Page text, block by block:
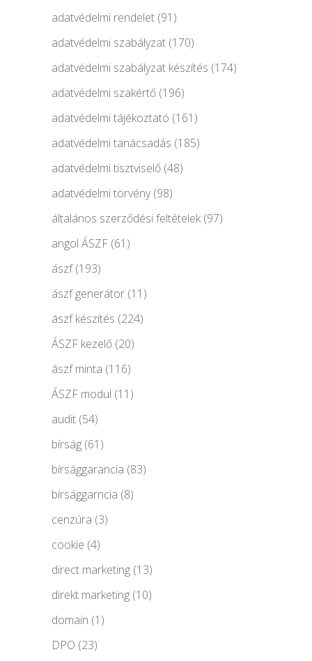
adatvédelmi rendelet (91)
adatvédelmi szabályzat (170)
adatvédelmi szabályzat készítés (174)
adatvédelmi szakértő (196)
adatvédelmi tájékoztató (161)
adatvédelmi tanácsadás (185)
adatvédelmi tisztviselő (48)
adatvédelmi törvény(98)
általános szerződési feltételek(97)
angol ÁSZF (61)
ászf(193)
ászf generátor (11)
ászf készítés (224)
ÁSZF kezelő (20)
ászf minta (116)
ÁSZF modul (11)
audit (54)
bírság (61)
bírsággarancia (83)
bírsággarncia (8)
cenzúra (3)
cookie (4)
direct marketing (13)
direkt marketing (10)
domain (1)
DPO (23)